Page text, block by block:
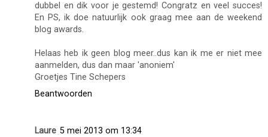
dubbel en dik voor je gestemd! Congratz en veel succes!
En PS, ik doe natuurlijk ook graag mee aan de weekend
blog awards.
Helaas heb ik geen blog meer..dus kan ik me er niet mee
aanmelden, dus dan maar 'anoniem'
Groetjes Tine Schepers
Beantwoorden
Laure 5 mei 2013 om 13:34